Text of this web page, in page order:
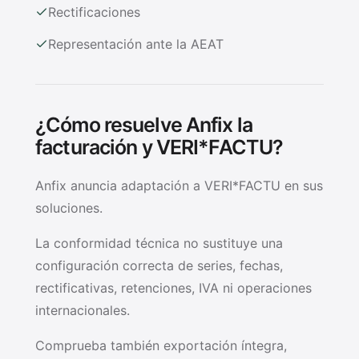
Rectificaciones
Representación ante la AEAT
¿Cómo resuelve Anfix la
facturación y VERI*FACTU?
Anfix anuncia adaptación a VERI*FACTU en sus
soluciones.
La conformidad técnica no sustituye una
configuración correcta de series, fechas,
rectificativas, retenciones, IVA ni operaciones
internacionales.
Comprueba también exportación íntegra,